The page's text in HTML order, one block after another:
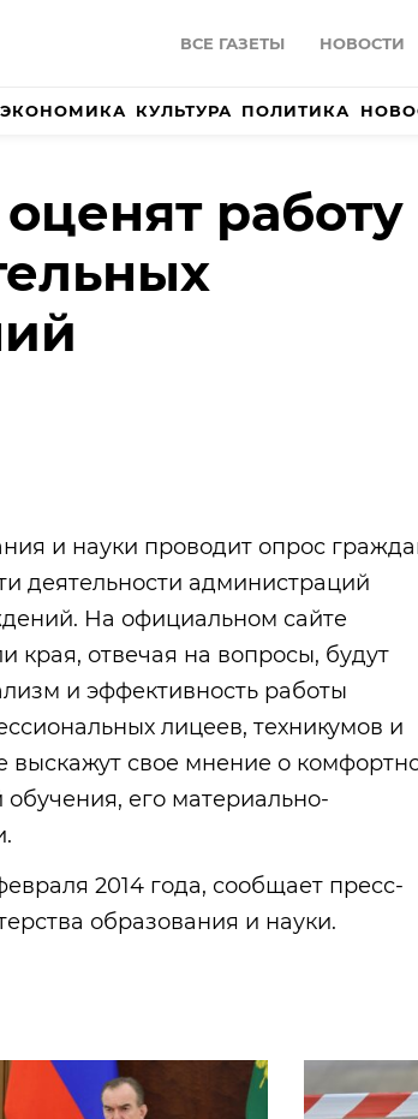
ВСЕ ГАЗЕТЫ НОВОСТИ
ЭКОНОМИКА КУЛЬТУРА ПОЛИТИКА
работу
и науки проводит опрос
деятельности администраций
На официальном сайте
края, отвечая на вопросы, будут
и эффективность работы
лицеев, техникумов и
выскажут свое мнение о
его материально-
2014 года, сообщает пресс-
образования и науки.